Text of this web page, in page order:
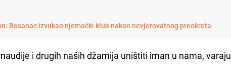
Bosanac izvukao njemački klub nakon nevjerovatnog preokreta
i drugih naših džamija uništiti iman u nama, varaju